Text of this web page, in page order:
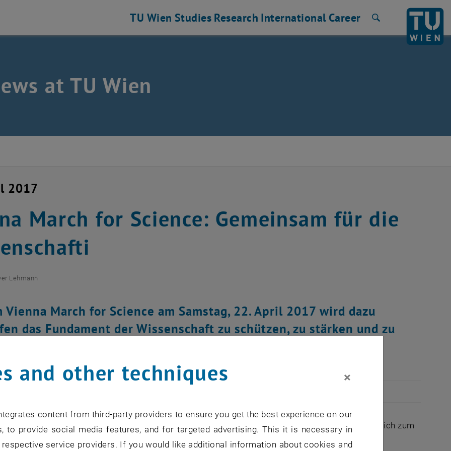
TU Wien Studies Research International Career
at TU Wien
2017
March for Science: Gemeinsam für die
Lehmann
Vienna March for Science am Samstag, 22. April 2017 wird dazu
das Fundament der Wissenschaft zu schützen, zu stärken und zu
beruht auf Fakten und gut begründeten Argumenten. Wissenschaft und Technik tragen wesentlich zum
zum Bildungs- und Gesundheitswesen bei, auch wenn noch viel zu tun bleibt, um weltweit
and other techniques ×
content from third-party providers to ensure you get the best experience on our
to provide social media features, and for targeted advertising. This it is necessary in
service providers. If you would like additional information about cookies and